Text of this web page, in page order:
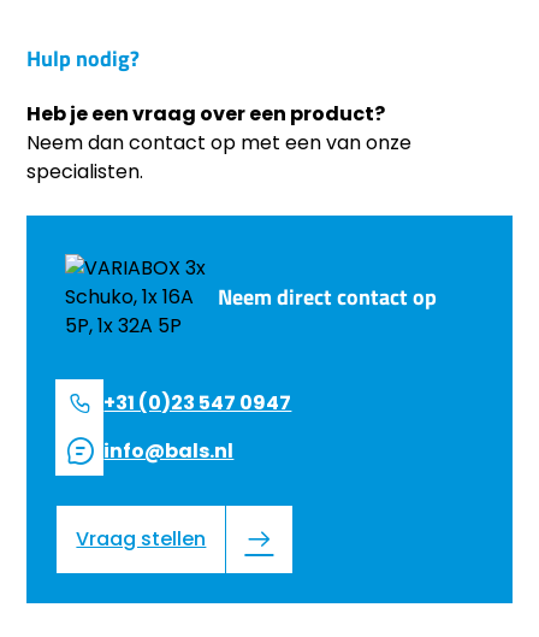
Hulp nodig?
Heb je een vraag over een product?
Neem dan contact op met een van onze
specialisten.
Neem direct contact op
+31 (0)23 547 0947
info@bals.nl
Vraag stellen